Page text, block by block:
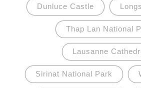
Dunluce Castle
Thap Lan National
Lausanne
Sirinat National Park